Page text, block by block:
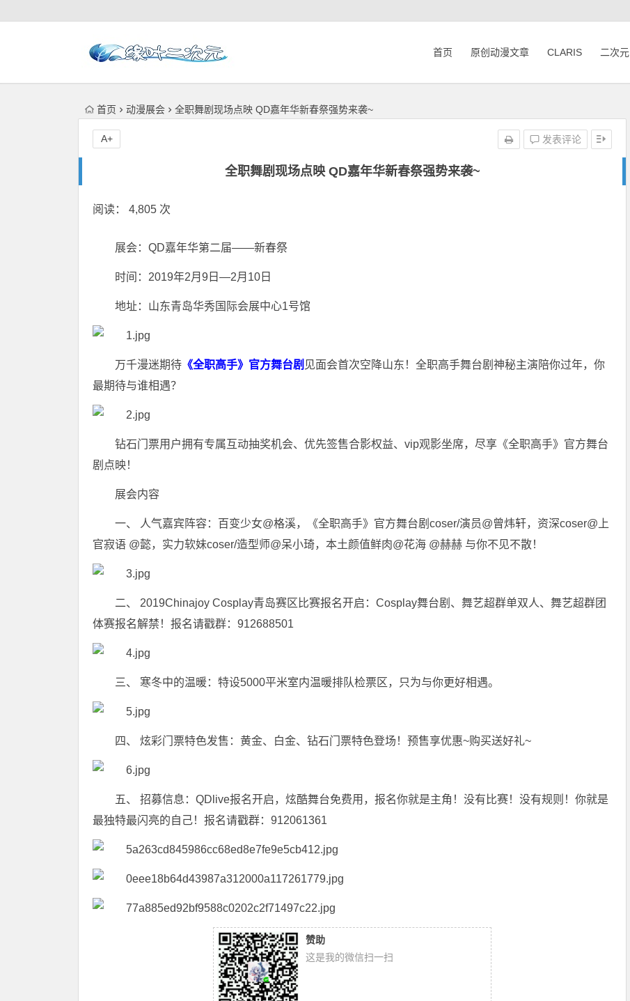
首页 原创动漫文章 CLARIS 二次元
首页 动漫展会 全职舞剧现场点映 QD嘉年华新春祭强势来袭~
全职舞剧现场点映 QD嘉年华新春祭强势来袭~
发表评论
A+
阅读： 4,805 次
展会：QD嘉年华第二届——新春祭
时间：2019年2月9日—2月10日
地址：山东青岛华秀国际会展中心1号馆
万千漫迷期待 《全职高手》官方舞台剧 见面会首次空降山东！全职高手舞台剧神秘主演陪你过年，你
最期待与谁相遇？
钻石门票用户拥有专属互动抽奖机会、优先签售合影权益、vip观影坐席，尽享《全职高手》官方舞台
剧点映！
展会内容
一、 人气嘉宾阵容：百变少女@格溪，《全职高手》官方舞台剧coser/演员@曾炜轩，资深coser@上
官寂语 @懿，实力软妹coser/造型师@呆小琦，本土颜值鲜肉@花海 @赫赫 与你不见不散！
二、 2019Chinajoy Cosplay青岛赛区比赛报名开启：Cosplay舞台剧、舞艺超群单双人、舞艺超群团
体赛报名解禁！报名请戳群：912688501
三、 寒冬中的温暖：特设5000平米室内温暖排队检票区，只为与你更好相遇。
四、 炫彩门票特色发售：黄金、白金、钻石门票特色登场！预售享优惠~购买送好礼~
五、 招募信息：QDlive报名开启，炫酷舞台免费用，报名你就是主角！没有比赛！没有规则！你就是
最独特最闪亮的自己！报名请戳群：912061361
赞助
这是我的微信扫一扫